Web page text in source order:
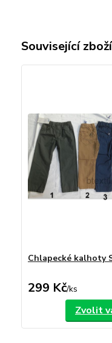
Související zboží
Chlapecké kalhoty
299 Kč/ks
Zvolit